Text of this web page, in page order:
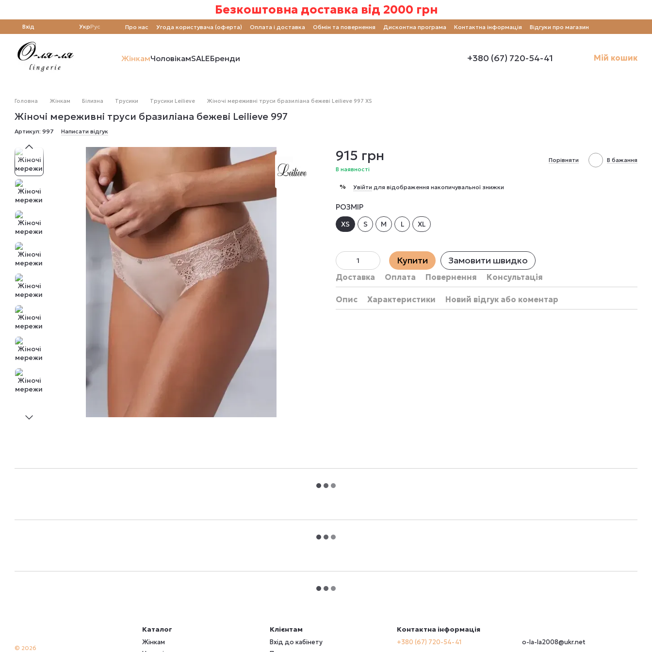
Безкоштовна доставка від 2000 грн
Вхід УкрРус Про нас Угода користувача (оферта) Оплата і доставка Обмін та повернення Дисконтна програма Контактна інформація Відгуки про магазин
ЖінкамЧоловікамSALEБренди +380 (67) 720-54-41 Мій кошик
Головна Жінкам Білизна Трусики Трусики Leilieve Жіночі мереживні труси бразиліана бежеві Leilieve 997 XS
Жіночі мереживні труси бразиліана бежеві Leilieve 997
Артикул: 997 Написати відгук
915 грн
В наявності
Порівняти В бажання
% Увійти для відображення накопичувальної знижки
РОЗМІР
XS S M L XL
Купити Замовити швидко
Доставка Оплата Повернення Консультація
Опис Характеристики Новий відгук або коментар
© 2026
Каталог
Жінкам
Клієнтам
Вхід до кабінету
Контактна інформація
+380 (67) 720-54-41
o-la-la2008@ukr.net